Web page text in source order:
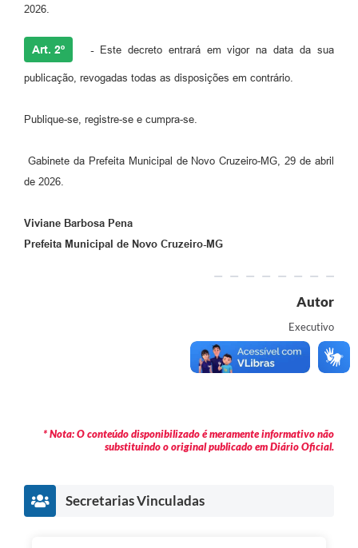
2026.
Art. 2º - Este decreto entrará em vigor na data da sua
publicação, revogadas todas as disposições em contrário.
Publique-se, registre-se e cumpra-se.
Gabinete da Prefeita Municipal de Novo Cruzeiro-MG, 29 de abril
de 2026.
Viviane Barbosa Pena
Prefeita Municipal de Novo Cruzeiro-MG
Autor
Executivo
* Nota: O conteúdo disponibilizado é meramente informativo não
substituindo o original publicado em Diário Oficial.
Secretarias Vinculadas